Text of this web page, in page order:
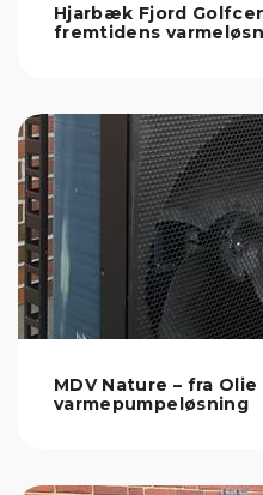
Hjarbæk Fjord
fremtidens
MDV Nature – fra
varmepumpeløsning